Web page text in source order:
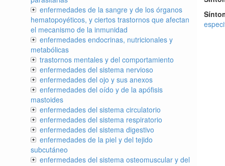
enfermedades de la sangre y de los órganos
hematopoyéticos, y ciertos trastornos que afectan
el mecanismo de la inmunidad
enfermedades endocrinas, nutricionales y
metabólicas
trastornos mentales y del comportamiento
enfermedades del sistema nervioso
enfermedades del ojo y sus anexos
enfermedades del oído y de la apófisis
mastoides
enfermedades del sistema circulatorio
enfermedades del sistema respiratorio
enfermedades del sistema digestivo
enfermedades de la piel y del tejido
subcutáneo
enfermedades del sistema osteomuscular y del